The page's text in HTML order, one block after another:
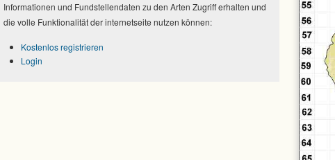
Informationen und Fundstellendaten zu den Arten Zugriff erhalten und
die volle Funktionalität der internetseite nutzen können:
Kostenlos registrieren
Login